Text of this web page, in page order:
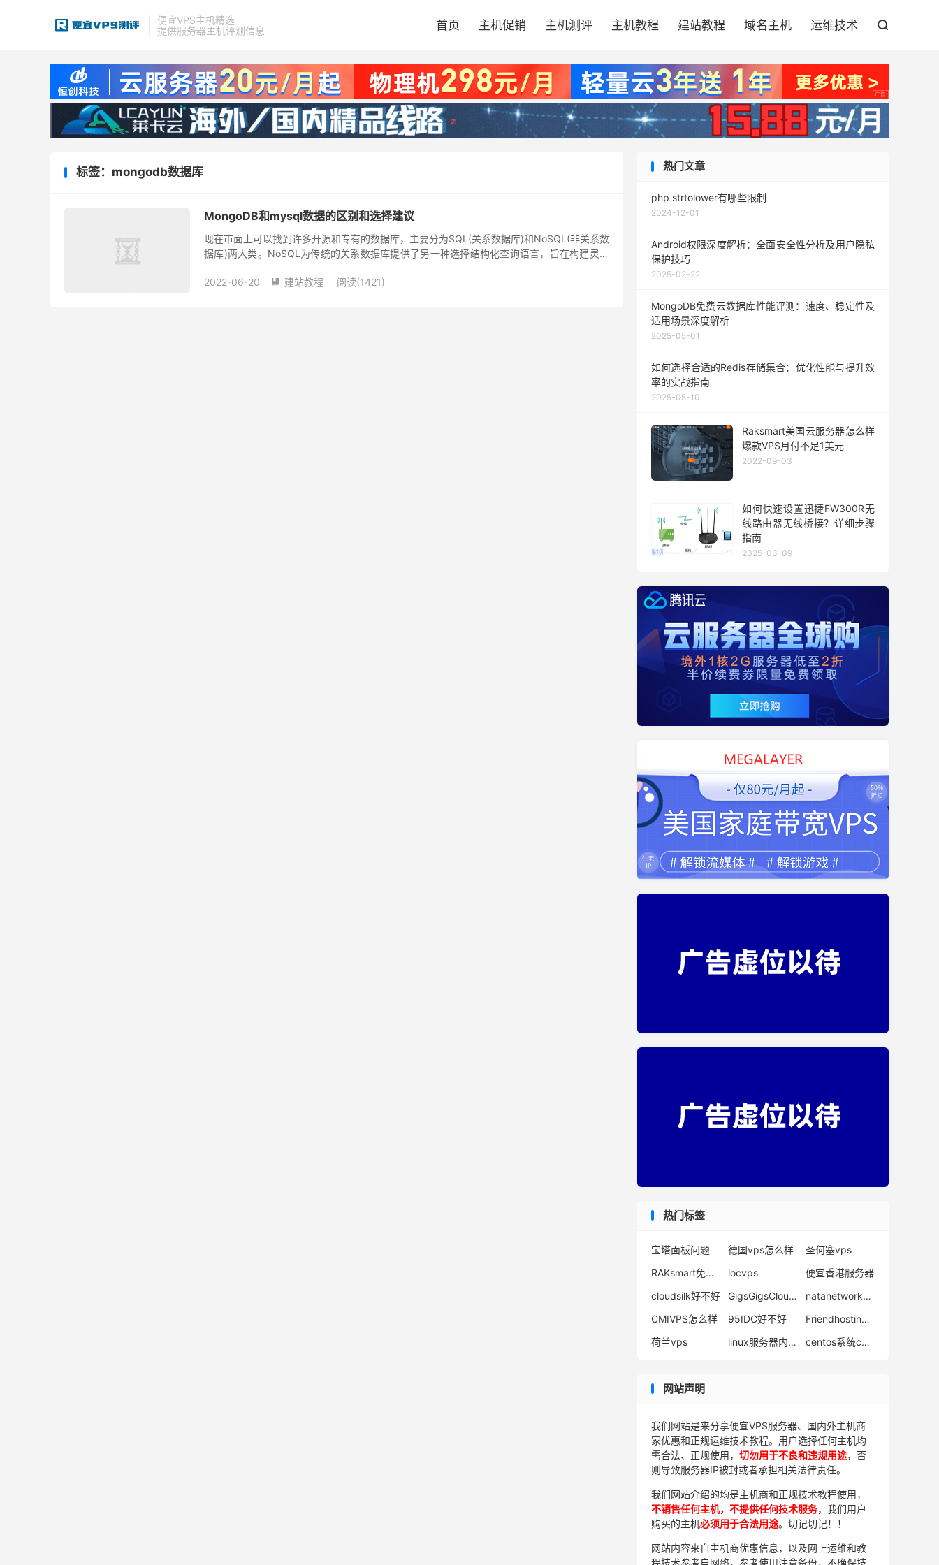
便宜VPS主机精选
提供服务器主机评测信息
首页 主机促销 主机测评 主机教程 建站教程 域名主机 运维技术 
标签：mongodb数据库
MongoDB和mysql数据的区别和选择建议
现在市面上可以找到许多开源和专有的数据库，主要分为SQL(关系数据库)和NoSQL(非关系数
据库)两大类。NoSQL为传统的关系数据库提供了另一种选择结构化查询语言，旨在构建灵活
2022-06-20
 建站教程 阅读(1421)
热门文章
php strtolower有哪些限制
2024-12-01
Android权限深度解析：全面安全性分析及用户隐私
保护技巧
2025-02-22
MongoDB免费云数据库性能评测：速度、稳定性及
适用场景深度解析
2025-05-01
如何选择合适的Redis存储集合：优化性能与提升效
率的实战指南
2025-05-10
Raksmart美国云服务器怎么样
爆款VPS月付不足1美元
2022-09-03
如何快速设置迅捷FW300R无
线路由器无线桥接？详细步骤
指南
2025-03-09
热门标签
宝塔面板问题 德国vps怎么样
圣何塞vps
RAKsmart免费账户
locvps
便宜香港服务器
cloudsilk好不好
GigsGigsCloud优惠码
natanetwork怎么样
CMIVPS怎么样
95IDC好不好
Friendhosting怎么样
荷兰vps
linux服务器内存占用高 centos系统cpu查看进程
网站声明
我们网站是来分享便宜VPS服务器、国内外主机商
家优惠和正规运维技术教程。用户选择任何主机均
需合法、正规使用， 切勿用于不良和违规用途，否
则导致服务器IP被封或者承担相关法律责任。
我们网站介绍的均是主机商和正规技术教程使用，
不销售任何主机，不提供任何技术服务，我们用户
购买的主机必须用于合法用途。切记切记！！
网站内容来自主机商优惠信息，以及网上运维和教
程技术参考自网络，参考使用注意备份，不确保技